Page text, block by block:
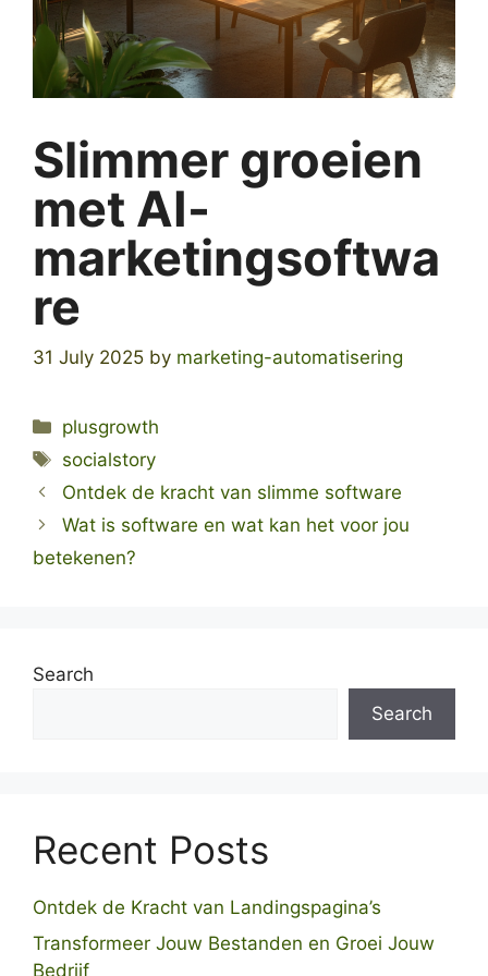
Slimmer groeien
met AI-
marketingsoftwa
re
31 July 2025 by marketing-automatisering
Categories
plusgrowth
Tags
socialstory
Ontdek de kracht van slimme software
Wat is software en wat kan het voor jou
betekenen?
Search
Search
Recent Posts
Ontdek de Kracht van Landingspagina’s
Transformeer Jouw Bestanden en Groei Jouw
Bedrijf